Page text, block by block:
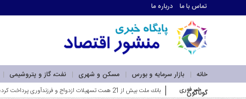
تماس با ما درباره ما
خانه بازار سرمایه و بورس مسکن و شهری نفت، گاز و پتروشیمی
گوناگون
ما
درباره
خبر فوری بانك ملت بیش از 21 همت تسهیلات ازدواج و فرزندآوری پرداخت كرد؛ رشد 106 درصدی نسبت به مدت مشابه سال گذشته_